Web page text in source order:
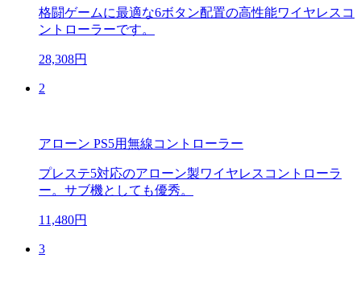
格闘ゲームに最適な6ボタン配置の高性能ワイヤレスコ
ントローラーです。
28,308円
2
アローン PS5用無線コントローラー
プレステ5対応のアローン製ワイヤレスコントローラ
ー。サブ機としても優秀。
11,480円
3